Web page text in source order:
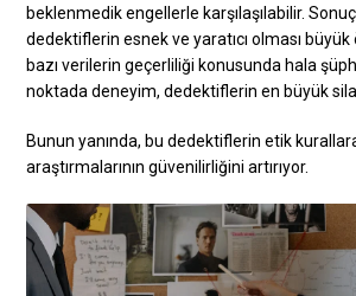
beklenmedik engellerle karşılaşılabilir.
dedektiflerin esnek ve yaratıcı olması
bazı verilerin geçerliliği konusunda hala
noktada deneyim, dedektiflerin en büyük
Bunun yanında, bu dedektiflerin etik
araştırmalarının güvenilirliğini artırıyor.